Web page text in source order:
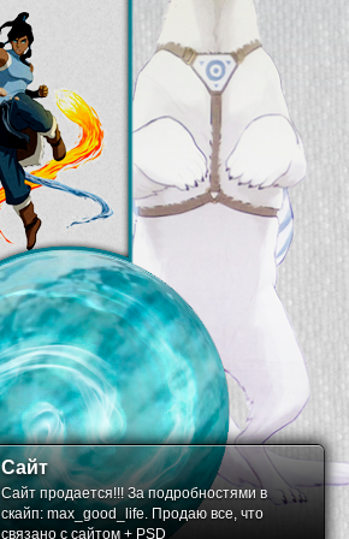
Сайт
Сайт продается!!! За подробностями в
скайп: max_good_life. Продаю все, что
связано с сайтом + PSD